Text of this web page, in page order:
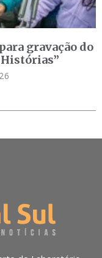
gravação do
Histórias”